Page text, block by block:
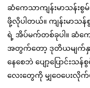
ဆံကေသာကျန်းမာသန်းစွမ်း
ဖို့လိုပါတယ်။ ကျန်းမာသ
ရဲ့ အိပ်မက်တစ်ခုပါ။ ဆံက
အတွက်တော့ ဒုတိယမျက်နှ
နေစေဘဲ ပျော့ပြောင်းသ
လေးတွေကို မျှဝေပေးလို